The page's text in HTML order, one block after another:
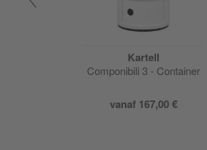
Kartell
Componibili 3 - Container
vanaf 167,00 €